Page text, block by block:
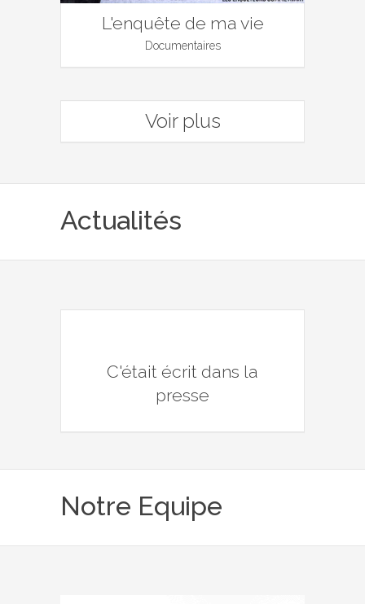
L'enquête de ma vie
Documentaires
Voir plus
Actualités
C'était écrit dans la
presse
Notre Equipe